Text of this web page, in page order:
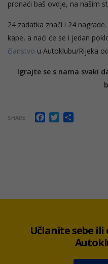
pronaći baš ovdje, na našim
24 zadatka znači i 24
kape, a naći će se i jedan
članstvo u Autoklubu/Rijeka
Igrajte se s nama svaki
SHARE Facebook
Twitter
Učlanite sebe